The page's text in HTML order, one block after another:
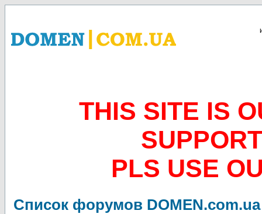
THIS SITE IS
PLS USE
Список форумов DOMEN.com.ua